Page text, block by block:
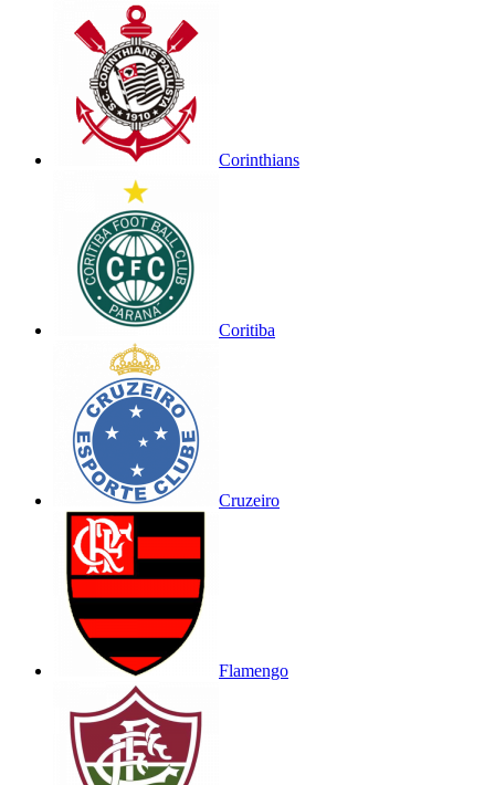
Corinthians
Coritiba
Cruzeiro
Flamengo